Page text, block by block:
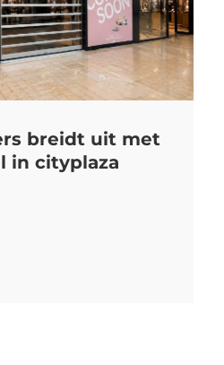
breidt uit met
in cityplaza